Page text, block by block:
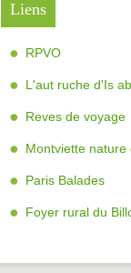
Liens
RPVO
L'aut ruche d'Is
Reves de voyage
Montviette nature
Paris Balades
Foyer rural du